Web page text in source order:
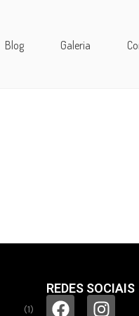
Blog Galeria
(1)
REDES SOCIAIS